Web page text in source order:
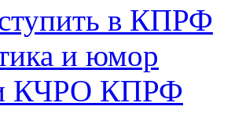
в КПРФ
и юмор
КЧРО КПРФ